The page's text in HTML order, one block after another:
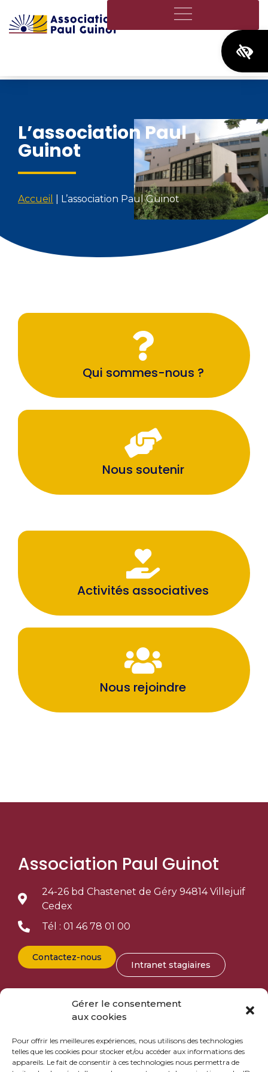
Gérer le consentement
aux cookies
Pour offrir les meilleures expériences, nous utilisons des technologies
telles que les cookies pour stocker et/ou accéder aux informations des
appareils. Le fait de consentir à ces technologies nous permettra de
L’association Paul
Guinot
Accueil L’association Paul Guinot
Qui sommes-nous ?
Nous soutenir
Activités associatives
Nous rejoindre
Association Paul Guinot
24-26 bd Chastenet de Géry 94814 Villejuif
Cedex
Tél : 01 46 78 01 00
Contactez-nous
Intranet stagiaires
Entreprise
Taxe d’apprentissage